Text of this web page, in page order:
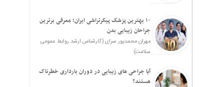
۱۰ بهترین پزشک پیکرتراشی ایران؛ معرفی برترین
جراحان زیبایی بدن
مهران محمدپور سرای (کارشناس ارشد روابط عمومی
سلامت)
آیا جراحی های زیبایی در دوران بارداری خطرناک
هستند؟